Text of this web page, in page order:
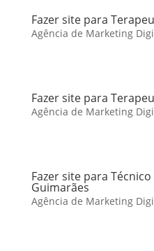
Fazer site para
Agência de Marketing
Fazer site para
Agência de Marketing
Fazer site para
Guimarães
Agência de Marketing